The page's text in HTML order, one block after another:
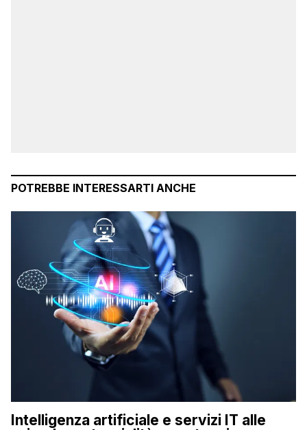
POTREBBE INTERESSARTI ANCHE
Intelligenza artificiale e servizi IT alle